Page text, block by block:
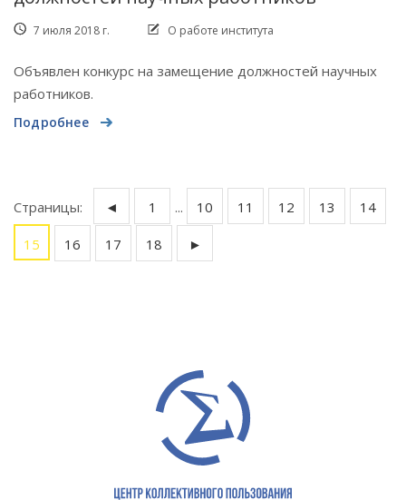
7 июля 2018 г. О работе института
Объявлен конкурс на замещение должностей научных
работников.
Подробнее
Страницы: ◄ 1 ... 10 11 12 13 14
15 16 17 18 ►